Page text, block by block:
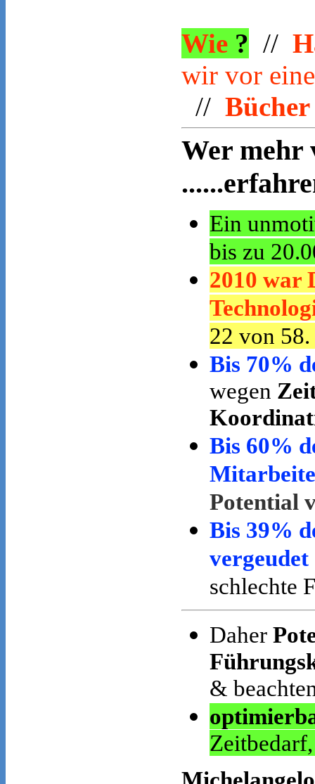
Wie ? //
wir vor
//
Wer mehr
Ein
bis zu
2010 war
22 von 58.
Bis 70%
wegen
Bis 60%
Potential
Bis 39%
vergeudet
schlechte
Daher
&